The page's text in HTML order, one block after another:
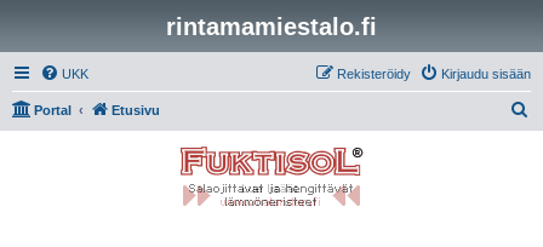
rintamamiestalo.fi
UKK Kirjaudu sisään
Rekisteröidy
Portal Etusivu